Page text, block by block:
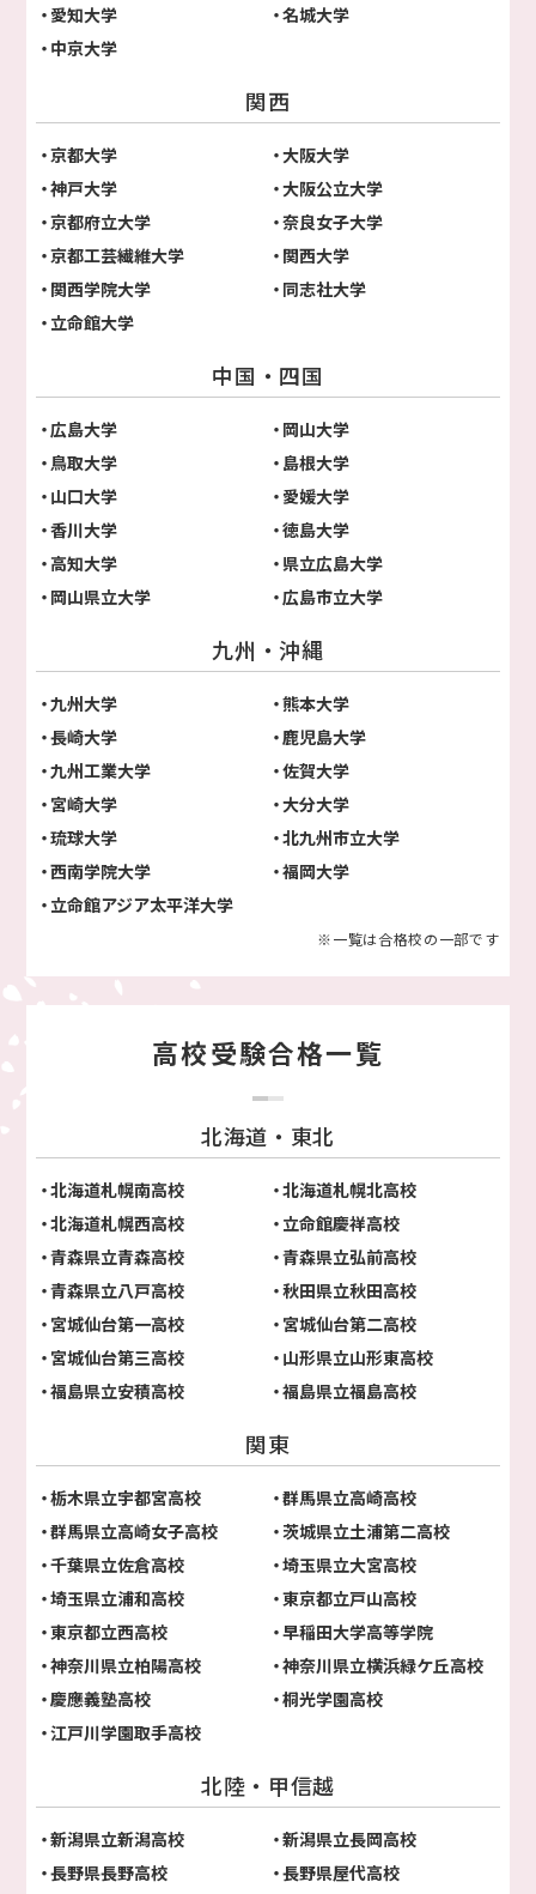
愛知大学
名城大学
中京大学
関西
京都大学
大阪大学
神戸大学
大阪公立大学
京都府立大学
奈良女子大学
京都工芸繊維大学
関西大学
関西学院大学
同志社大学
立命館大学
中国・四国
広島大学
岡山大学
鳥取大学
島根大学
山口大学
愛媛大学
香川大学
徳島大学
高知大学
県立広島大学
岡山県立大学
広島市立大学
九州・沖縄
九州大学
熊本大学
長崎大学
鹿児島大学
九州工業大学
佐賀大学
宮崎大学
大分大学
琉球大学
北九州市立大学
西南学院大学
福岡大学
立命館アジア太平洋大学
※一覧は合格校の一部です
高校受験合格一覧
北海道・東北
北海道札幌南高校
北海道札幌北高校
北海道札幌西高校
立命館慶祥高校
青森県立青森高校
青森県立弘前高校
青森県立八戸高校
秋田県立秋田高校
宮城仙台第一高校
宮城仙台第二高校
宮城仙台第三高校
山形県立山形東高校
福島県立安積高校
福島県立福島高校
関東
栃木県立宇都宮高校
群馬県立高崎高校
群馬県立高崎女子高校
茨城県立土浦第二高校
千葉県立佐倉高校
埼玉県立大宮高校
埼玉県立浦和高校
東京都立戸山高校
東京都立西高校
早稲田大学高等学院
神奈川県立柏陽高校
神奈川県立横浜緑ケ丘高校
慶應義塾高校
桐光学園高校
江戸川学園取手高校
北陸・甲信越
新潟県立新潟高校
新潟県立長岡高校
長野県長野高校
長野県屋代高校